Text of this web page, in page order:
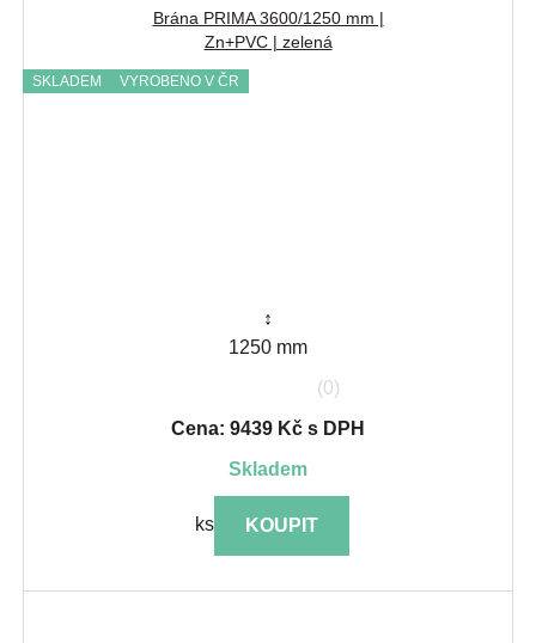
Brána PRIMA 3600/1250 mm |
Zn+PVC | zelená
SKLADEM VYROBENO V ČR
↕
1250 mm
(0)
Cena: 9439 Kč s DPH
skladem
ks KOUPIT